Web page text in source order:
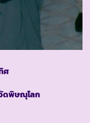
ศ
วัดพิษณุโลก